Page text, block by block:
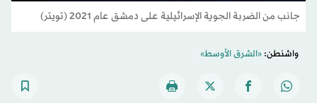
جانب من الضربة الجوية الإسرائيلية على دمشق عام 2021 (تويتر)
واشنطن:«الشرق الأوسط»